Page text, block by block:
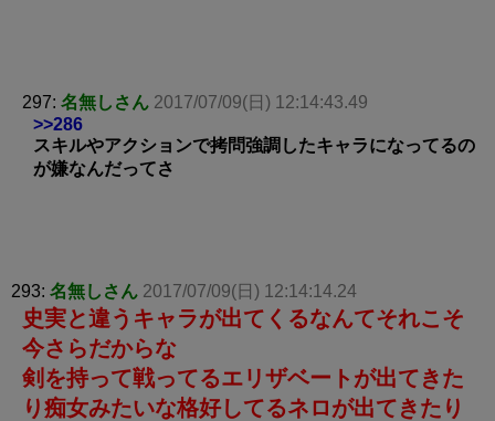
297: 名無しさん 2017/07/09(日) 12:14:43.49
>>286
スキルやアクションで拷問強調したキャラになってるの
が嫌なんだってさ
293: 名無しさん 2017/07/09(日) 12:14:14.24
史実と違うキャラが出てくるなんてそれこそ
今さらだからな
剣を持って戦ってるエリザベートが出てきた
り痴女みたいな格好してるネロが出てきたり